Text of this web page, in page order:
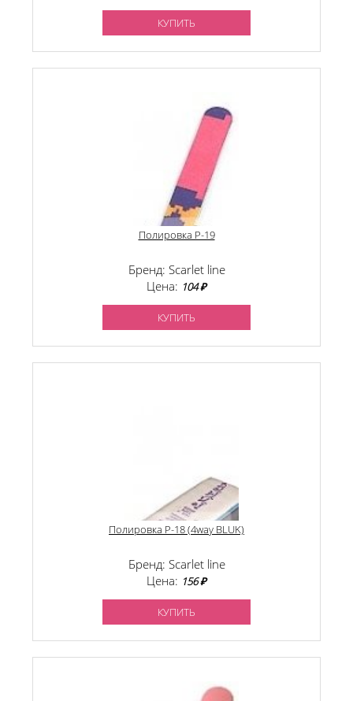
КУПИТЬ
Полировка P-19
Бренд: Scarlet line
Цена: 104 ₽
КУПИТЬ
Полировка P-18 (4way BLUK)
Бренд: Scarlet line
Цена: 156 ₽
КУПИТЬ